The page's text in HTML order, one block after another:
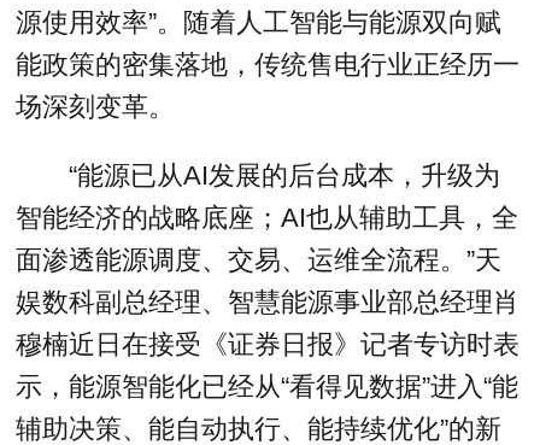
源使用效率”。随着人工智能与能源双向赋
能政策的密集落地，传统售电行业正经历一
场深刻变革。
“能源已从AI发展的后台成本，升级为
智能经济的战略底座；AI也从辅助工具，全
面渗透能源调度、交易、运维全流程。”天
娱数科副总经理、智慧能源事业部总经理肖
穆楠近日在接受《证券日报》记者专访时表
示，能源智能化已经从“看得见数据”进入“能
辅助决策、能自动执行、能持续优化”的新